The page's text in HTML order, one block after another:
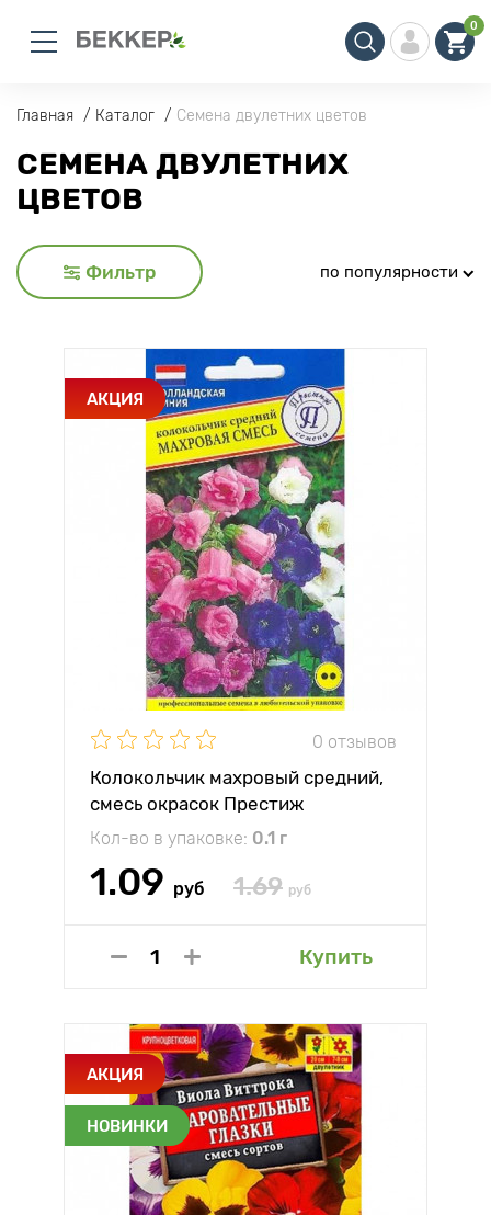
0
Главная Каталог Семена двулетних цветов
СЕМЕНА ДВУЛЕТНИХ
ЦВЕТОВ
Фильтр по популярности
АКЦИЯ
0 отзывов
Колокольчик махровый средний,
смесь окрасок Престиж
Кол-во в упаковке: 0.1 г
1.09 руб 1.69 руб
Купить
АКЦИЯ
НОВИНКИ